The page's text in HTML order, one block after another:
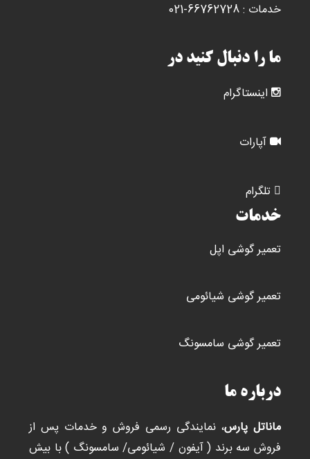
خدمات : 66762728-021
ما را دنبال کنید در
اینستاگرام
آپارات
تلگرام
خدمات
تعمیر گوشی اپل
تعمیر گوشی شیائومی
تعمیر گوشی سامسونگ
درباره ما
ماناتل پارس، نمایندگی رسمی فروش و خدمات پس از
فروش سه برند ( آیفون / شیائومی/ سامسونگ ) با بیش